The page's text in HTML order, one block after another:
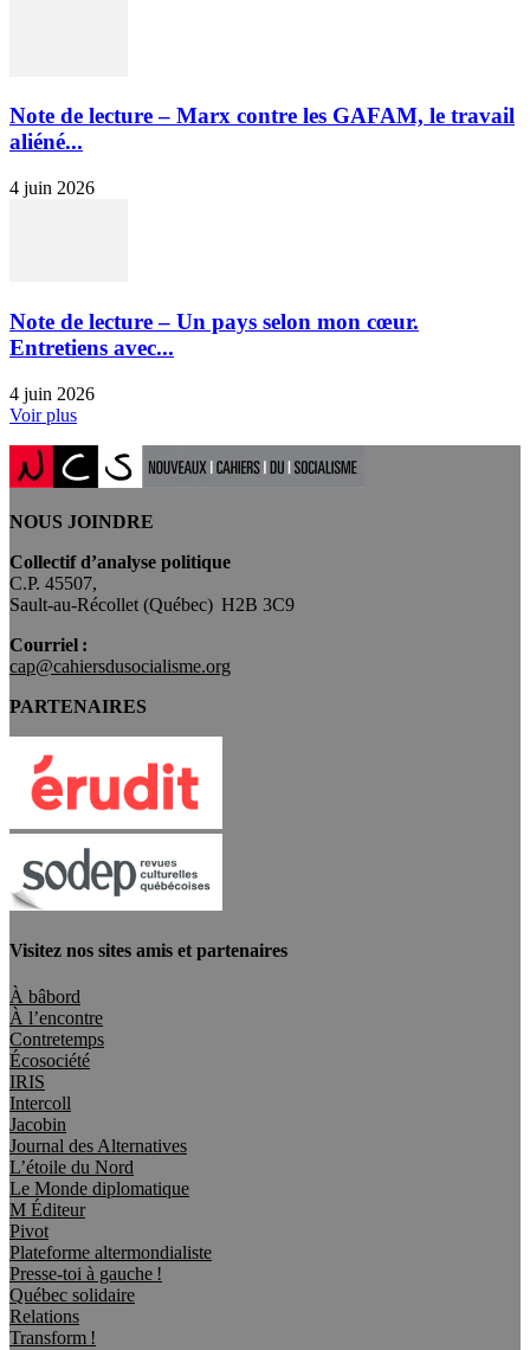
Note de lecture – Marx contre les GAFAM, le travail
aliéné...
4 juin 2026
Note de lecture – Un pays selon mon cœur.
Entretiens avec...
4 juin 2026
Voir plus
NOUS JOINDRE
Collectif d’analyse politique
C.P. 45507,
Sault-au-Récollet (Québec) H2B 3C9
Courriel :
cap@cahiersdusocialisme.org
PARTENAIRES
Visitez nos sites amis et partenaires
À bâbord
À l’encontre
Contretemps
Écosociété
IRIS
Intercoll
Jacobin
Journal des Alternatives
L’étoile du Nord
Le Monde diplomatique
M Éditeur
Pivot
Plateforme altermondialiste
Presse-toi à gauche !
Québec solidaire
Relations
Transform !